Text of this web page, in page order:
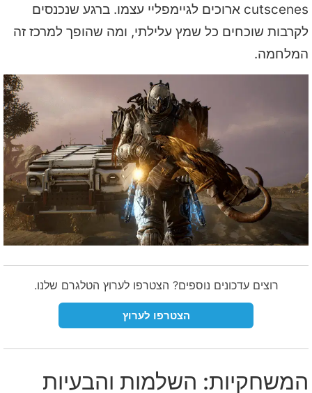
cutscenes ארוכים לגיימפליי עצמו. ברגע שנכנסים
לקרבות שוכחים כל שמץ עלילתי, ומה שהופך למרכז זה
המלחמה.
רוצים עדכונים נוספים? הצטרפו לערוץ הטלגרם שלנו.
הצטרפו לערוץ
המשחקיות: השלמות והבעיות